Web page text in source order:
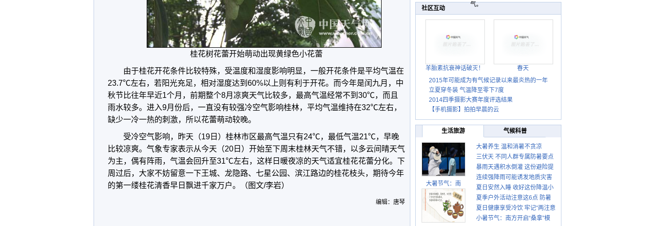
桂花树花蕾开始萌动出现黄绿色小花蕾
由于桂花开花条件比较特殊，受温度和湿度影响明显，一般开花条件是平均气温在
23.7℃左右，若阳光充足，相对湿度达到60%以上则有利于开花。而今年是闰九月，中
秋节比往年早近1个月，前期整个8月凉爽天气比较多，最高气温经常不到30℃，而且
雨水较多。进入9月份后，一直没有较强冷空气影响桂林，平均气温维持在32℃左右，
缺少一冷一热的刺激，所以花蕾萌动较晚。
受冷空气影响，昨天（19日）桂林市区最高气温只有24℃，最低气温21℃，早晚
比较凉爽。气象专家表示从今天（20日）开始至下周末桂林天气不错，以多云间晴天气
为主，偶有阵雨，气温会回升至31℃左右，这样日暖夜凉的天气适宜桂花花蕾分化。下
周过后，大家不妨留意一下王城、龙隐路、七星公园、滨江路边的桂花枝头，期待今年
的第一缕桂花清香早日飘进千家万户。（图文/李岩）
编辑：唐琴
气。
社区互动
羊胎素抗衰神话破灭！
春天
2015年可能成为有气候记录以来最炎热的一年
立夏穿冬装 气温降至零下7度
2014四季摄影大赛年度评选结果
【手机摄影】拍拍早晨的云
生活旅游 气候科普
大暑节气：南
大暑养生 温和消暑不贪凉
三伏天 不同人群专属防暑要点
请收好
暴雨天遇积水倒灌 这份避险提
示请收好
连续强降雨可能诱发地质灾害
这些前兆要知道
夏日安然入睡 收好这份降温小
贴士
夏季户外活动注意这6点 防暑
健身两不误
夏日健康享受冷饮 牢记“两注意
一控制”
小暑节气：南方开启“桑拿”模